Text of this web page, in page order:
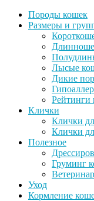
Породы кошек
Размеры и
Лысые
Дикие
Рейтинги
Клички
Клички
Клички
Полезное
Груминг
Уход
Кормление